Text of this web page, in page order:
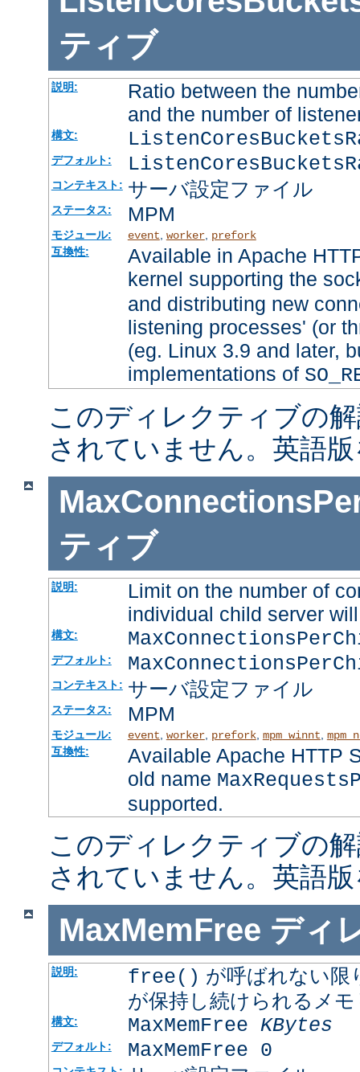
ティブ
説明:
Ratio between the
and the number of
構文:
デフォルト:
コンテキスト: サーバ設定ファイル
ステータス: MPM
モジュール: event worker, prefork
互換性:
Available in Apache
kernel supporting the
and distributing new
listening processes' (or
(eg. Linux 3.9 and later,
implementations of
このディレクティブの
されていません。英語
ティブ
説明:
Limit on the number of
individual child server
構文:
デフォルト:
コンテキスト: サーバ設定ファイル
ステータス: MPM
モジュール: event worker, prefork, mpm_winnt
互換性:
Available Apache HTTP
old name
supported.
このディレクティブの
されていません。英語
MaxMemFree ディ
説明: free() が呼ばれない限
が保持し続けられるメ
構文: MaxMemFree KBytes
デフォルト: MaxMemFree 0